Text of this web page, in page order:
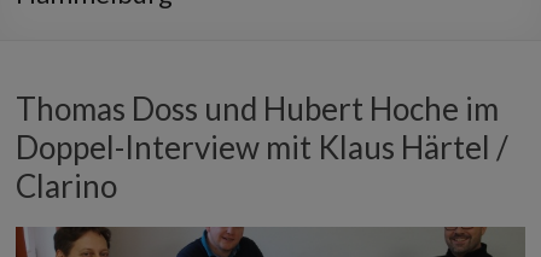
Thomas Doss und Hubert Hoche im
Doppel-Interview mit Klaus Härtel /
Clarino